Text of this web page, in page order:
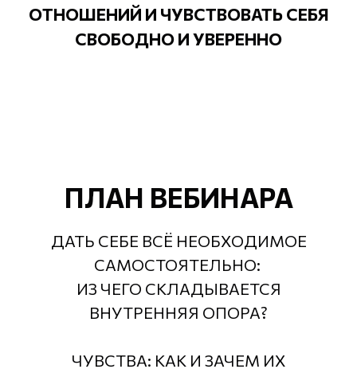
ОТНОШЕНИЙ И ЧУВСТВОВАТЬ СЕБЯ
СВОБОДНО И УВЕРЕННО
ПЛАН ВЕБИНАРА
ДАТЬ СЕБЕ ВСЁ НЕОБХОДИМОЕ
САМОСТОЯТЕЛЬНО:
ИЗ ЧЕГО СКЛАДЫВАЕТСЯ
ВНУТРЕННЯЯ ОПОРА?
ЧУВСТВА: КАК И ЗАЧЕМ ИХ